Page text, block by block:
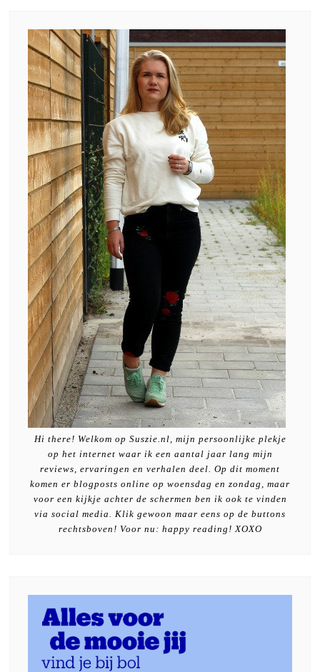
Hi there! Welkom op Suszie.nl, mijn persoonlijke plekje
op het internet waar ik een aantal jaar lang mijn
reviews, ervaringen en verhalen deel. Op dit moment
komen er blogposts online op woensdag en zondag, maar
voor een kijkje achter de schermen ben ik ook te vinden
via social media. Klik gewoon maar eens op de buttons
rechtsboven! Voor nu: happy reading! XOXO